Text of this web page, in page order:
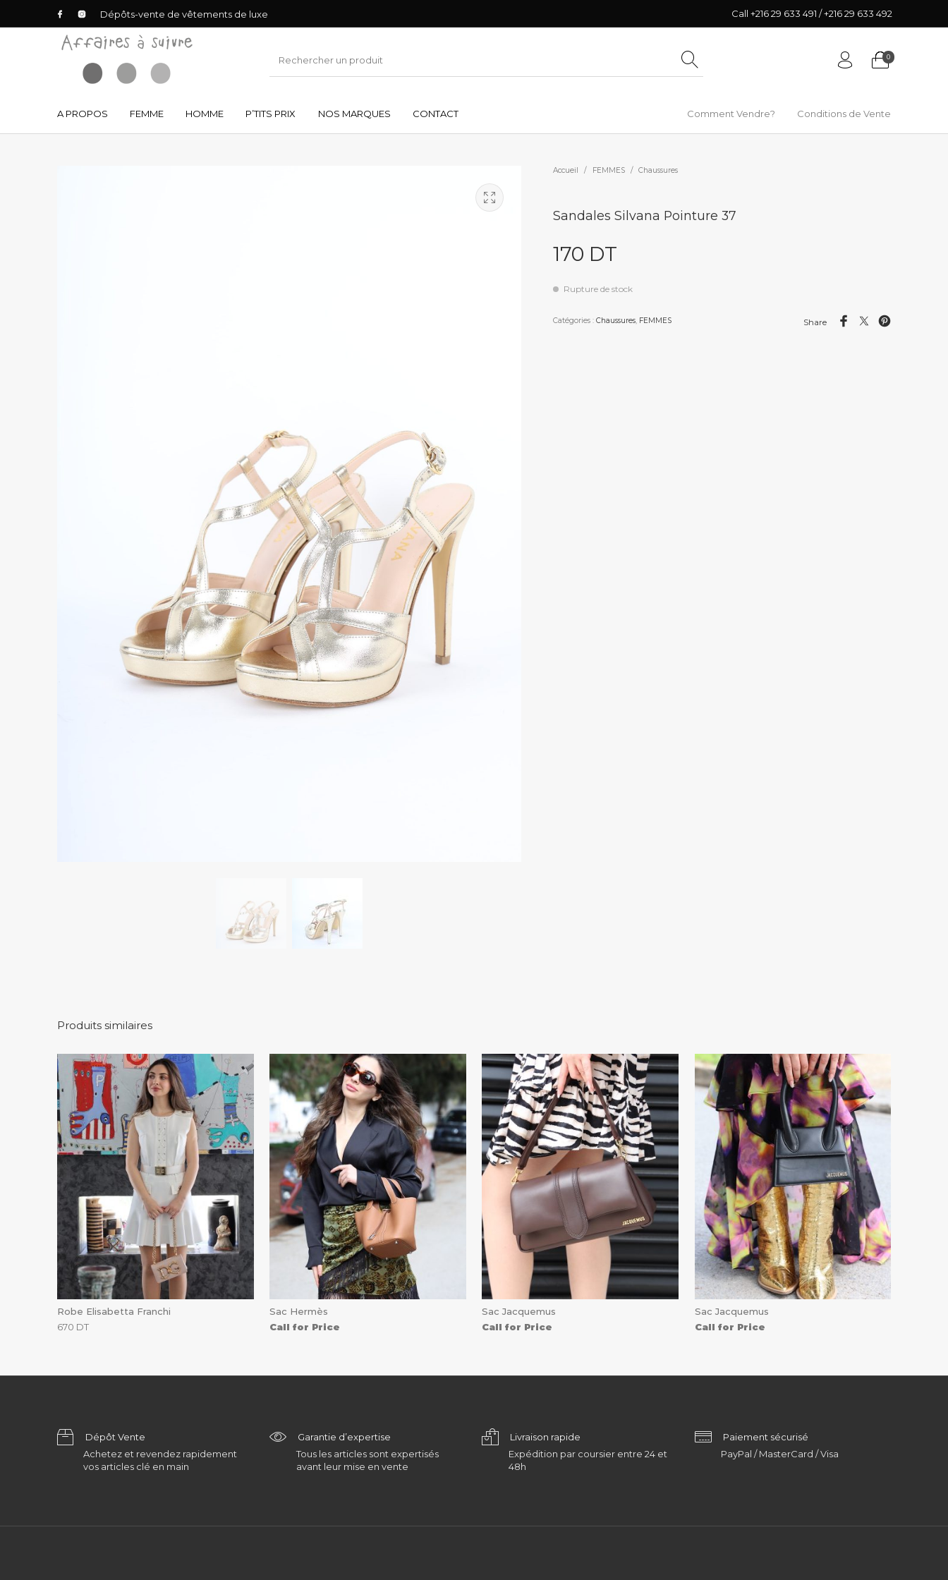
Dépôts-vente de vêtements de luxe Call +216 29 633 491 / +216 29 633 492
0
A PROPOS FEMME HOMME P’TITS PRIX NOS MARQUES CONTACT Comment Vendre? Conditions de Vente
Accueil / FEMMES / Chaussures
Sandales Silvana Pointure 37
170 DT
Rupture de stock
Share
Catégories : Chaussures, FEMMES
Produits similaires
Robe Elisabetta Franchi
670 DT
Sac Hermès
Call for Price
Sac Jacquemus
Call for Price
Sac Jacquemus
Call for Price
Dépôt Vente
Achetez et revendez rapidement
vos articles clé en main
Garantie d’expertise
Tous les articles sont expertisés
avant leur mise en vente
Livraison rapide
Expédition par coursier entre 24 et
48h
Paiement sécurisé
PayPal / MasterCard / Visa